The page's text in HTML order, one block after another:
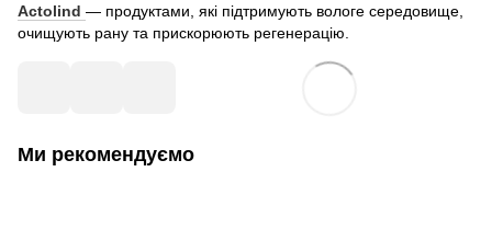
Actolind — продуктами, які підтримують вологе середовище,
очищують рану та прискорюють регенерацію.
Ми рекомендуємо